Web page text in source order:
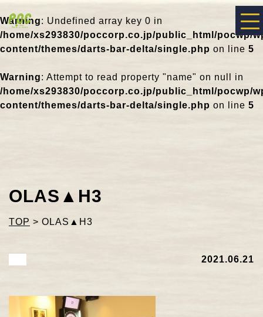
Warning: Undefined array key 0 in
/home/xs293830/poccorp.co.jp/public_html/pocwp/
content/themes/darts-bar-delta/single.php on line 5
Warning: Attempt to read property "name" on null in
/home/xs293830/poccorp.co.jp/public_html/pocwp/
content/themes/darts-bar-delta/single.php on line 5
OLAS▲H3
TOP > OLAS▲H3
2021.06.21